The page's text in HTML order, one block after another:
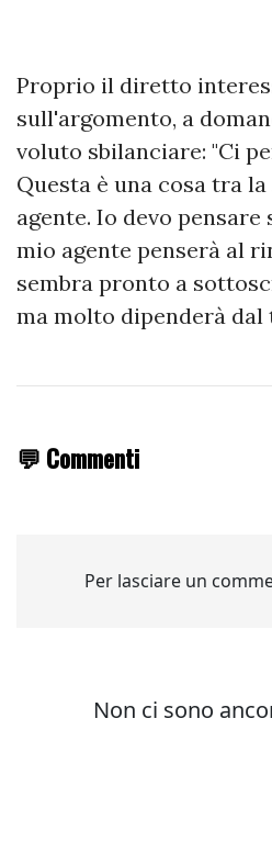
Proprio il diretto
sull'argomento, a
voluto sbilanciare: "Ci
Questa è una cosa tra
agente. Io devo
mio agente penserà al
sembra pronto a
ma molto dipenderà
💬 Commenti